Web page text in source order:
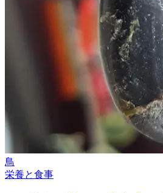
鳥
栄養と食事